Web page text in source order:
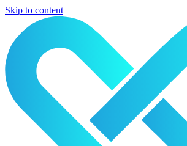
Skip to content